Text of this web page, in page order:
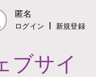
匿名
ログイン 新規登録
ブサイ